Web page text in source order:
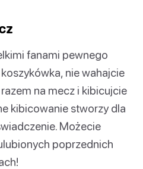
fanami pewnego
nie wahajcie
na mecz i kibicujcie
kibicowanie stworzy dla
Możecie
poprzednich